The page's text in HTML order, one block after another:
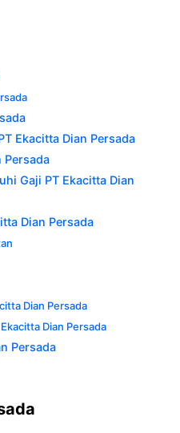
Ekacitta Dian Persada
Persada
Gaji PT Ekacitta Dian
Dian Persada
Dian Persada
Dian Persada
Persada